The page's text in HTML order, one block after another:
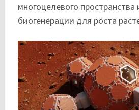
многоцелевого пространства
биогенерации для роста